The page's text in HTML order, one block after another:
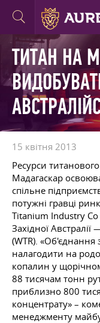
ТИТАН НА
15 квітня 2013
Ресурси
Мадагаскар
спільне
потужні гравці
Titanium Industry Co
Західної
(WTR).
налагодити на
копалин у
88 тисячам тонн
приблизно 800
концентрату» –
менеджменту